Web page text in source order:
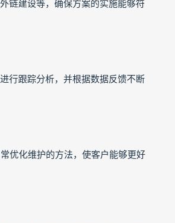
链建设等，确保方案的实施能够符
行跟踪分析，并根据数据反馈不断
优化维护的方法，使客户能够更好